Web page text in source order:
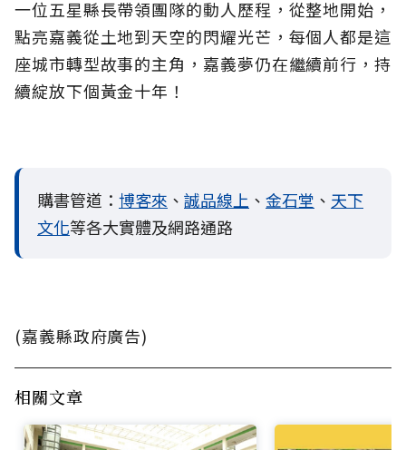
一位五星縣長帶領團隊的動人歷程，從整地開始，
點亮嘉義從土地到天空的閃耀光芒，每個人都是這
座城市轉型故事的主角，嘉義夢仍在繼續前行，持
續綻放下個黃金十年！
購書管道： 博客來 、 誠品線上 、 金石堂 、 天下
文化等各大實體及網路通路
(嘉義縣政府廣告)
相關文章